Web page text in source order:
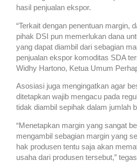
hasil penjualan ekspor.
“Terkait dengan penentuan margin,
pihak DSI pun memerlukan dana
yang dapat diambil dari sebagian
penjualan ekspor komoditas SDA
Widhy Hartono, Ketua Umum
Asosiasi juga mengingatkan agar
ditetapkan wajib mengacu pada
tidak diambil sepihak dalam jumlah
“Menetapkan margin yang sangat
mengambil sebagian margin yang
hak produsen tentu saja akan
usaha dari produsen tersebut,”